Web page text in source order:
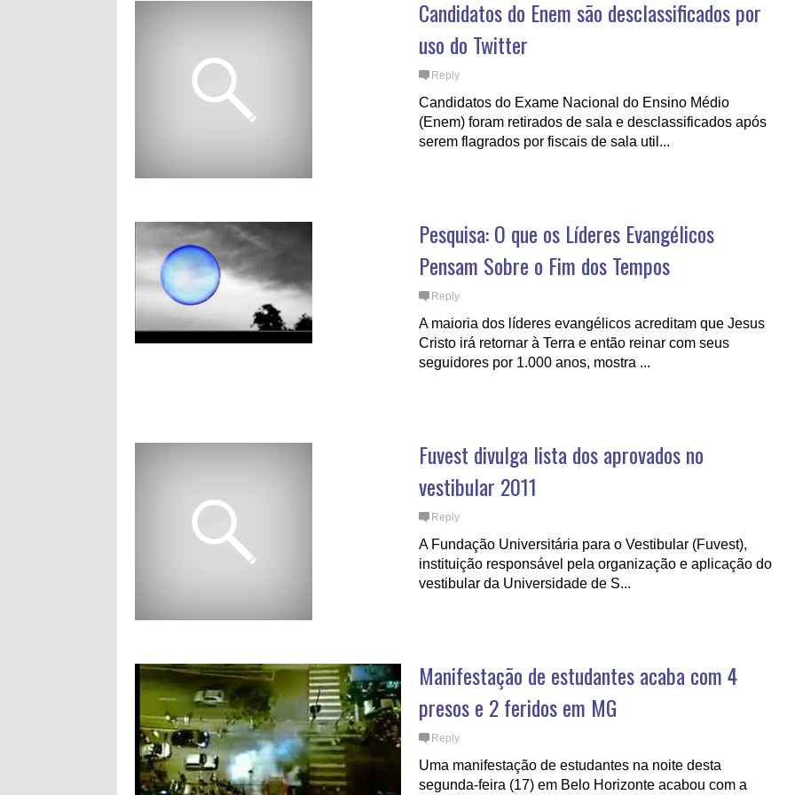
Candidatos do Enem são desclassificados por
uso do Twitter
Reply
Candidatos do Exame Nacional do Ensino Médio
(Enem) foram retirados de sala e desclassificados após
serem flagrados por fiscais de sala util...
Pesquisa: O que os Líderes Evangélicos
Pensam Sobre o Fim dos Tempos
Reply
A maioria dos líderes evangélicos acreditam que Jesus
Cristo irá retornar à Terra e então reinar com seus
seguidores por 1.000 anos, mostra ...
Fuvest divulga lista dos aprovados no
vestibular 2011
Reply
A Fundação Universitária para o Vestibular (Fuvest),
instituição responsável pela organização e aplicação do
vestibular da Universidade de S...
Manifestação de estudantes acaba com 4
presos e 2 feridos em MG
Reply
Uma manifestação de estudantes na noite desta
segunda-feira (17) em Belo Horizonte acabou com a